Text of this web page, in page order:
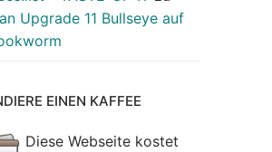
Upgrade 11 Bullseye auf
EINEN KAFFEE
Diese Webseite kostet